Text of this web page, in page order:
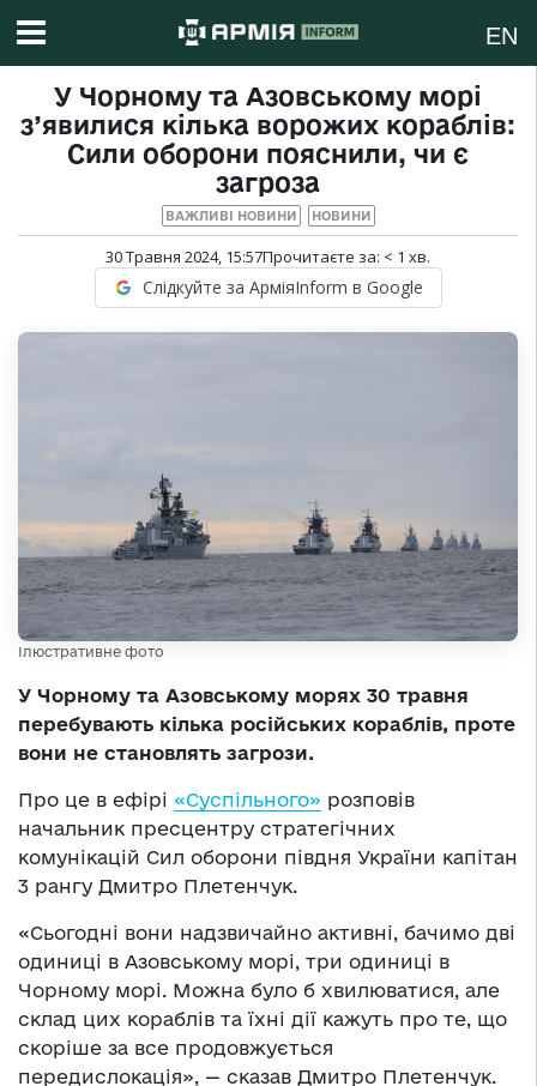
EN
У Чорному та Азовському морі
з’явилися кілька ворожих кораблів:
Сили оборони пояснили, чи є
загроза
ВАЖЛИВІ НОВИНИ НОВИНИ
30 Травня 2024, 15:57Прочитаєте за: < 1 хв.
Слідкуйте за АрміяInform в Google
Ілюстративне фото
У Чорному та Азовському морях 30 травня
перебувають кілька російських кораблів, проте
вони не становлять загрози.
Про це в ефірі «Суспільного» розповів
начальник пресцентру стратегічних
комунікацій Сил оборони півдня України капітан
3 рангу Дмитро Плетенчук.
«Сьогодні вони надзвичайно активні, бачимо дві
одиниці в Азовському морі, три одиниці в
Чорному морі. Можна було б хвилюватися, але
склад цих кораблів та їхні дії кажуть про те, що
скоріше за все продовжується
передислокація», — сказав Дмитро Плетенчук.